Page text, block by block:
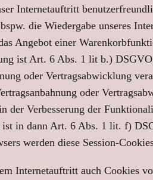
Internetauftritt
die Wiedergabe unseres
Angebot einer
ist Art. 6 Abs. 1 lit b.)
oder Vertragsabwicklung
oder
der Verbesserung der
ist in dann Art. 6 Abs. 1 lit. f)
werden diese Session-
Internetauftritt auch Cookies